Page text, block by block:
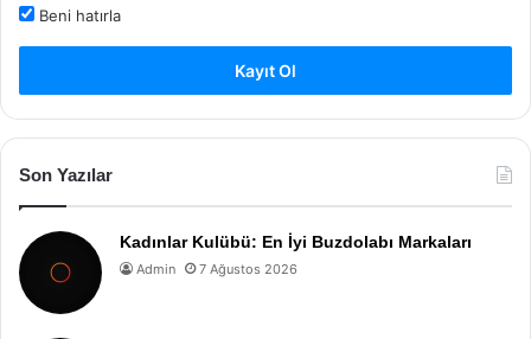
Beni hatırla
Kayıt Ol
Son Yazılar
Kadınlar Kulübü: En İyi Buzdolabı Markaları
Admin 7 Ağustos 2026